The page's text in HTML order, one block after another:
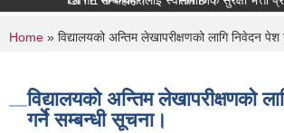
You are here
Home » विद्यालयको अन्तिम लेखापरीक्षणको लागि निवेदन पेश
विद्यालयको अन्तिम लेखापरीक्षणको
गर्ने सम्बन्धी सूचना।